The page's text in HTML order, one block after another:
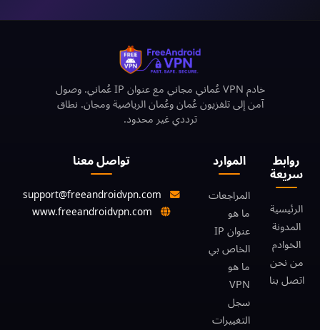
روابط
سريعة
الرئيسية
المدونة
الخوادم
من نحن
اتصل بنا
الموارد
المراجعات
ما هو
عنوان IP
الخاص بي
ما هو
VPN
سجل
التغييرات
خادم VPN عُماني مجاني مع عنوان IP عُماني. وصول
آمن إلى تلفزيون عُمان وعُمان الرياضية ومجان. نطاق
ترددي غير محدود.
تواصل معنا